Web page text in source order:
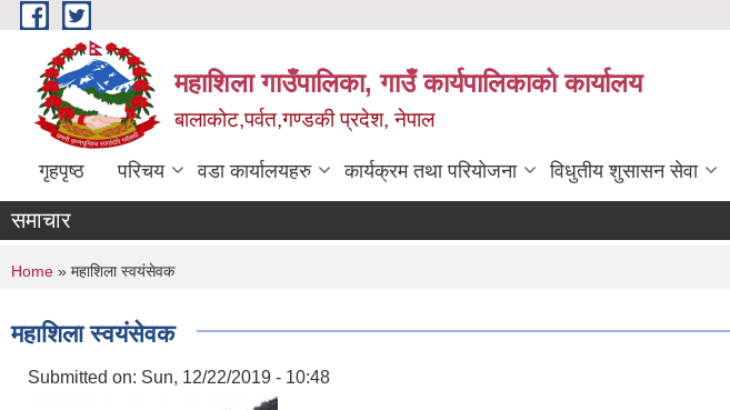
Skip to main content
महाशिला गाउँपालिका, गाउँ कार्यपालिकाको कार्यालय
बालाकोट,पर्वत,गण्डकी प्रदेश, नेपाल
गृहपृष्ठ परिचय वडा कार्यालयहरु कार्यक्रम तथा परियोजना विधुतीय शुसासन सेवा
समाचार
You are here
Home » महाशिला स्वयंसेवक
महाशिला स्वयंसेवक
Submitted on: Sun, 12/22/2019 - 10:48